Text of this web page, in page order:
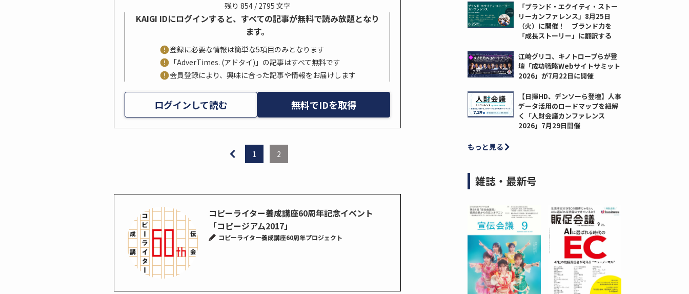
残り 854 / 2795 文字
KAIGI IDにログインすると、すべての記事が無料で読み放題となり
ます。
登録に必要な情報は簡単な5項目のみとなります
「AdverTimes. (アドタイ)」の記事はすべて無料です
会員登録により、興味に合った記事や情報をお届けします
ログインして読む 無料でIDを取得
1 2
コピーライター養成講座60周年記念イベント
「コピージアム2017」
コピーライター養成講座60周年プロジェクト
「ブランド・エクイティ・ストー
リーカンファレンス」8月25日
（火）に開催！ ブランド力を
「成長ストーリー」に翻訳する
江崎グリコ、キノトロープらが登
壇「成功戦略Webサイトサミット
2026」が7月22日に開催
【日揮HD、デンソーら登壇】人事
データ活用のロードマップを紐解
く「人財会議カンファレンス
2026」7月29日開催
もっと見る
雑誌・最新号